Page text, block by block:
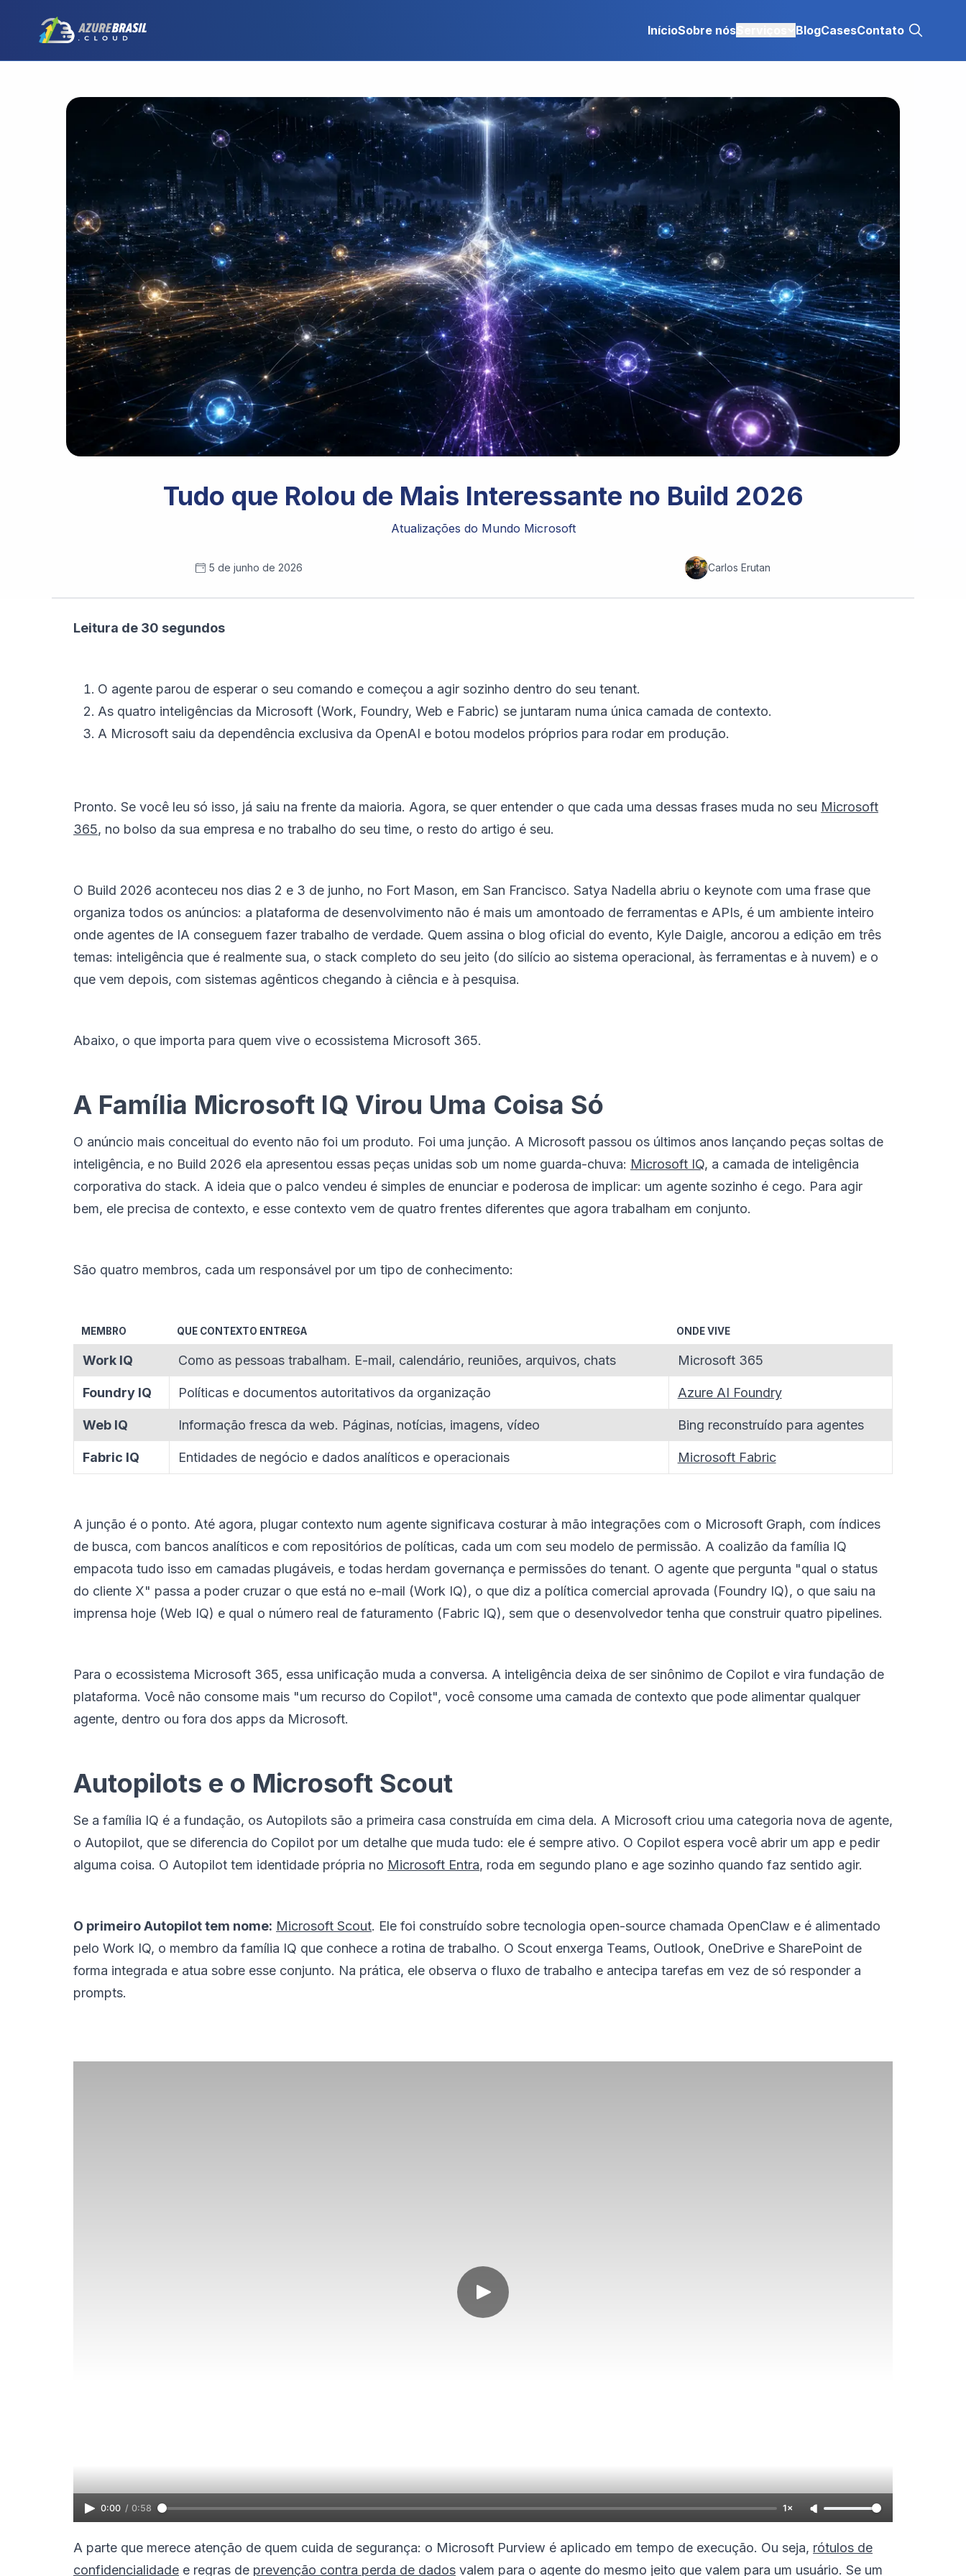
InícioSobre nósServiços BlogCasesContato
Tudo que Rolou de Mais Interessante no Build 2026
Atualizações do Mundo Microsoft
5 de junho de 2026 Carlos Erutan
Leitura de 30 segundos
O agente parou de esperar o seu comando e começou a agir sozinho dentro do seu tenant.
As quatro inteligências da Microsoft (Work, Foundry, Web e Fabric) se juntaram numa única camada de contexto.
A Microsoft saiu da dependência exclusiva da OpenAI e botou modelos próprios para rodar em produção.
Pronto. Se você leu só isso, já saiu na frente da maioria. Agora, se quer entender o que cada uma dessas frases muda no seu Microsoft
365, no bolso da sua empresa e no trabalho do seu time, o resto do artigo é seu.
O Build 2026 aconteceu nos dias 2 e 3 de junho, no Fort Mason, em San Francisco. Satya Nadella abriu o keynote com uma frase que
organiza todos os anúncios: a plataforma de desenvolvimento não é mais um amontoado de ferramentas e APIs, é um ambiente inteiro
onde agentes de IA conseguem fazer trabalho de verdade. Quem assina o blog oficial do evento, Kyle Daigle, ancorou a edição em três
temas: inteligência que é realmente sua, o stack completo do seu jeito (do silício ao sistema operacional, às ferramentas e à nuvem) e o
que vem depois, com sistemas agênticos chegando à ciência e à pesquisa.
Abaixo, o que importa para quem vive o ecossistema Microsoft 365.
A Família Microsoft IQ Virou Uma Coisa Só
O anúncio mais conceitual do evento não foi um produto. Foi uma junção. A Microsoft passou os últimos anos lançando peças soltas de
inteligência, e no Build 2026 ela apresentou essas peças unidas sob um nome guarda-chuva: Microsoft IQ, a camada de inteligência
corporativa do stack. A ideia que o palco vendeu é simples de enunciar e poderosa de implicar: um agente sozinho é cego. Para agir
bem, ele precisa de contexto, e esse contexto vem de quatro frentes diferentes que agora trabalham em conjunto.
São quatro membros, cada um responsável por um tipo de conhecimento:
MEMBRO QUE CONTEXTO ENTREGA ONDE VIVE
Work IQ Como as pessoas trabalham. E-mail, calendário, reuniões, arquivos, chats Microsoft 365
Foundry IQ Políticas e documentos autoritativos da organização Azure AI Foundry
Web IQ Informação fresca da web. Páginas, notícias, imagens, vídeo Bing reconstruído para agentes
Fabric IQ Entidades de negócio e dados analíticos e operacionais Microsoft Fabric
A junção é o ponto. Até agora, plugar contexto num agente significava costurar à mão integrações com o Microsoft Graph, com índices
de busca, com bancos analíticos e com repositórios de políticas, cada um com seu modelo de permissão. A coalizão da família IQ
empacota tudo isso em camadas plugáveis, e todas herdam governança e permissões do tenant. O agente que pergunta "qual o status
do cliente X" passa a poder cruzar o que está no e-mail (Work IQ), o que diz a política comercial aprovada (Foundry IQ), o que saiu na
imprensa hoje (Web IQ) e qual o número real de faturamento (Fabric IQ), sem que o desenvolvedor tenha que construir quatro pipelines.
Para o ecossistema Microsoft 365, essa unificação muda a conversa. A inteligência deixa de ser sinônimo de Copilot e vira fundação de
plataforma. Você não consome mais "um recurso do Copilot", você consome uma camada de contexto que pode alimentar qualquer
agente, dentro ou fora dos apps da Microsoft.
Autopilots e o Microsoft Scout
Se a família IQ é a fundação, os Autopilots são a primeira casa construída em cima dela. A Microsoft criou uma categoria nova de agente,
o Autopilot, que se diferencia do Copilot por um detalhe que muda tudo: ele é sempre ativo. O Copilot espera você abrir um app e pedir
alguma coisa. O Autopilot tem identidade própria no Microsoft Entra, roda em segundo plano e age sozinho quando faz sentido agir.
O primeiro Autopilot tem nome: Microsoft Scout. Ele foi construído sobre tecnologia open-source chamada OpenClaw e é alimentado
pelo Work IQ, o membro da família IQ que conhece a rotina de trabalho. O Scout enxerga Teams, Outlook, OneDrive e SharePoint de
forma integrada e atua sobre esse conjunto. Na prática, ele observa o fluxo de trabalho e antecipa tarefas em vez de só responder a
prompts.
0:00 / 0:58 1×
A parte que merece atenção de quem cuida de segurança: o Microsoft Purview é aplicado em tempo de execução. Ou seja, rótulos de
confidencialidade e regras de prevenção contra perda de dados valem para o agente do mesmo jeito que valem para um usuário. Se um